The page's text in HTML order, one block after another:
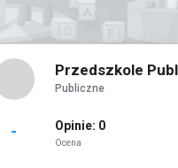
Publiczne
- Opinie: 0
Ocena